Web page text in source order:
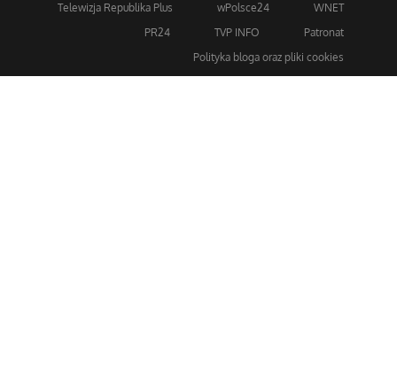
Telewizja Republika Plus
wPolsce24
WNET
PR24
TVP INFO
Patronat
Polityka bloga oraz pliki cookies